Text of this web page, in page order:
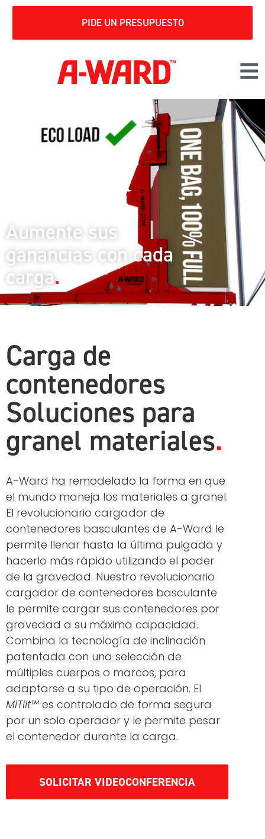
PIDE UN PRESUPUESTO
Aumente sus
ganancias con cada
carga
Carga de
contenedores
Soluciones para
granel materiales
A-Ward ha remodelado la forma en que
el mundo maneja los materiales a granel.
El revolucionario cargador de
contenedores basculantes de A-Ward le
permite llenar hasta la última pulgada y
hacerlo más rápido utilizando el poder
de la gravedad. Nuestro revolucionario
cargador de contenedores basculante
le permite cargar sus contenedores por
gravedad a su máxima capacidad.
Combina la tecnología de inclinación
patentada con una selección de
múltiples cuerpos o marcos, para
adaptarse a su tipo de operación. El
MiTilt™ es controlado de forma segura
por un solo operador y le permite pesar
el contenedor durante la carga.
SOLICITAR VIDEOCONFERENCIA